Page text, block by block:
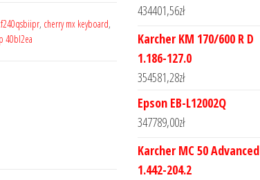
, cherry mx keyboard,
40bl2ea
434401,56zł
Karcher KM 170/600 R D
1.186-127.0
354581,28zł
Epson EB-L12002Q
347789,00zł
Karcher MC 50 Advanced
1.442-204.2